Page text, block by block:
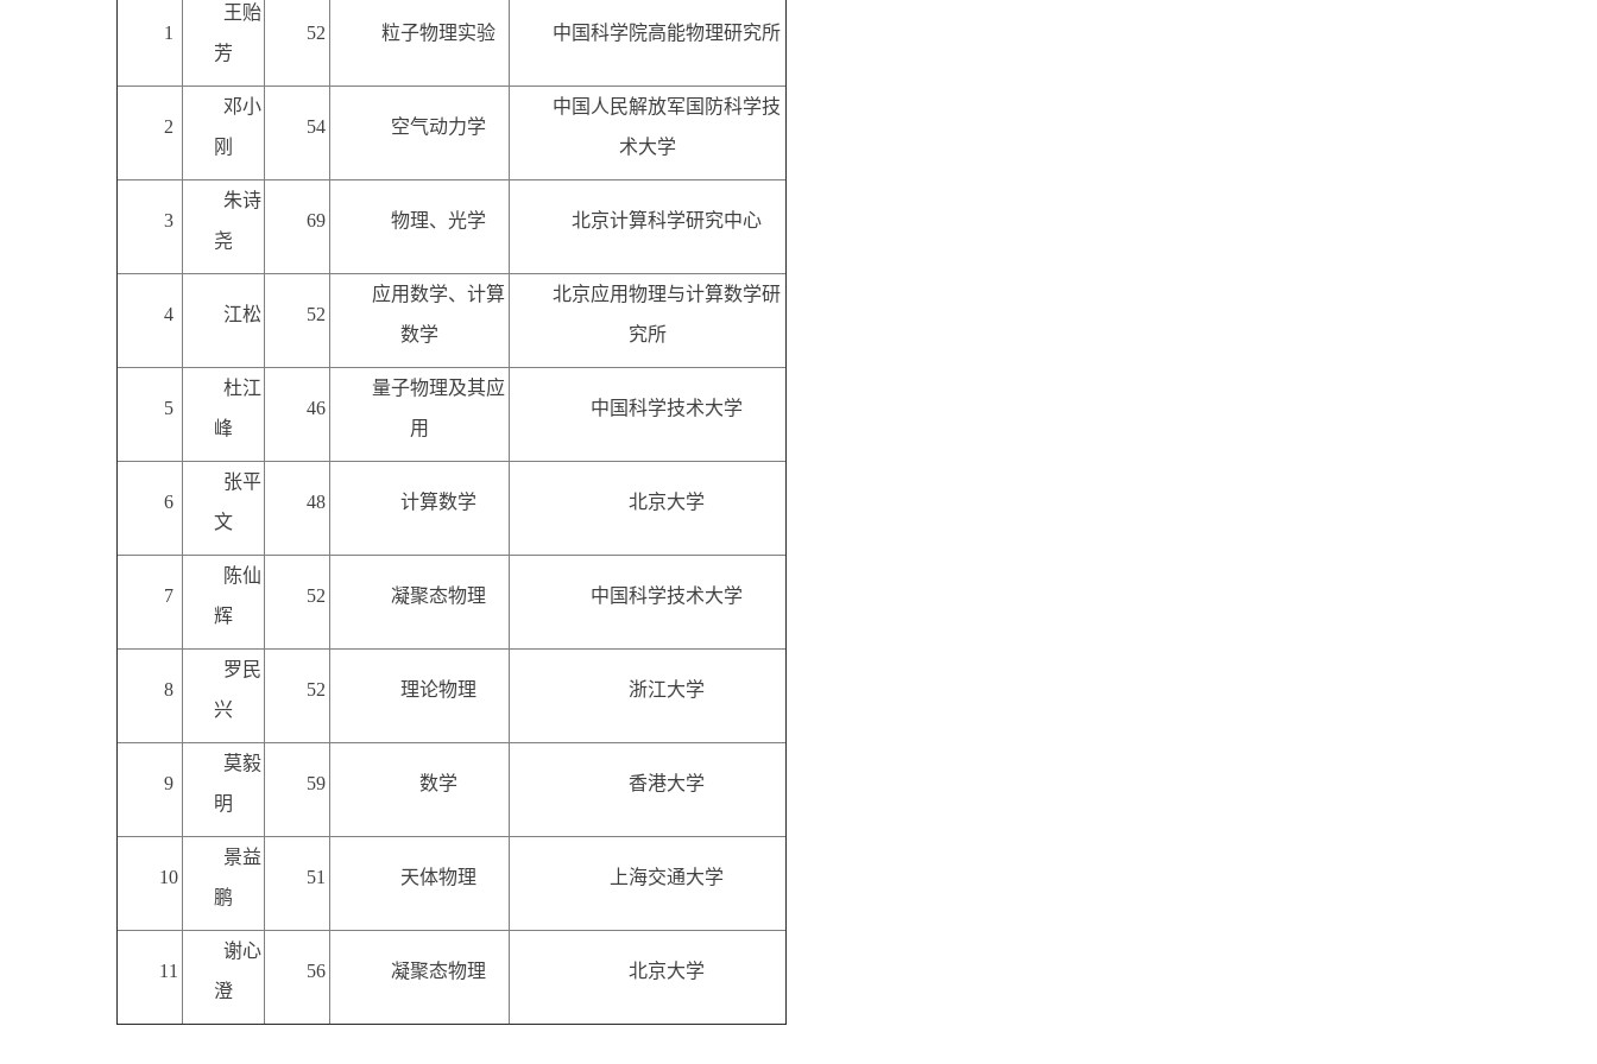
1
王贻
芳
52 粒子物理实验 中国科学院高能物理研究所
2
邓小
刚
54 空气动力学
中国人民解放军国防科学技
术大学
3
朱诗
尧
69 物理、光学 北京计算科学研究中心
4 江松 52
应用数学、计算
数学
北京应用物理与计算数学研
究所
5
杜江
峰
46
量子物理及其应
用
中国科学技术大学
6
张平
文
48 计算数学 北京大学
7
陈仙
辉
52 凝聚态物理 中国科学技术大学
8
罗民
兴
52 理论物理 浙江大学
9
莫毅
明
59 数学 香港大学
10
景益
鹏
51 天体物理 上海交通大学
11
谢心
澄
56 凝聚态物理 北京大学